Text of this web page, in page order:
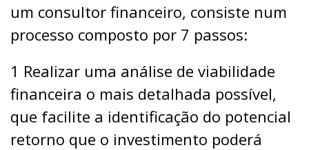
um consultor financeiro, consiste num
processo composto por 7 passos:
1 Realizar uma análise de viabilidade
financeira o mais detalhada possível,
que facilite a identificação do potencial
retorno que o investimento poderá